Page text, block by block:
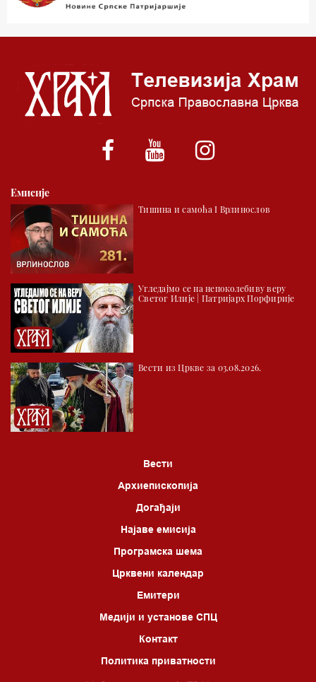
*најважније вести емитујемо на сваки пун сат
Емисије
Тишина и самоћа I Врлинослов
Угледајмо се на непоколебиву веру
Светог Илије | Патријарх Порфирије
Вести из Цркве за 03.08.2026.
Вести
Архиепископија
Догађаји
Најаве емисија
Програмска шема
Црквени календар
Емитери
Медији и установе СПЦ
Контакт
Политика приватности